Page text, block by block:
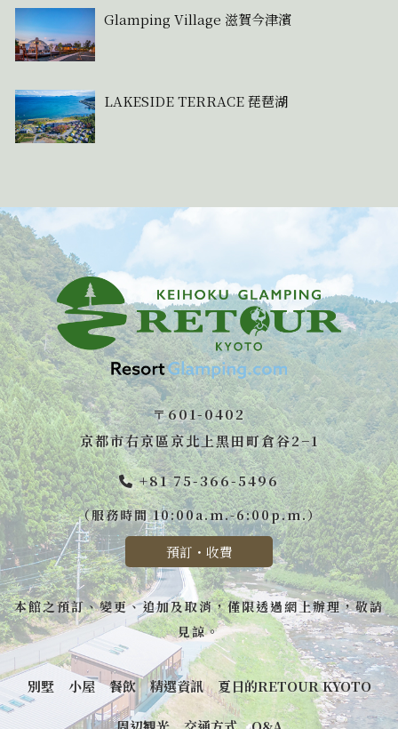
Glamping Village 滋賀今津濱
LAKESIDE TERRACE 琵琶湖
〒601-0402
京都市右京區京北上黑田町倉谷2−1
+81 75-366-5496
（服務時間 10:00a.m.-6:00p.m.）
預訂・收費
本館之預訂、變更、追加及取消，僅限透過網上辦理，敬請
見諒。
別墅 小屋 餐飲 精選資訊 夏日的RETOUR KYOTO